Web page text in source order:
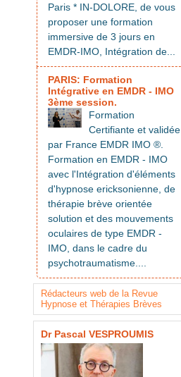
Paris * IN-DOLORE, de vous
proposer une formation
immersive de 3 jours en
EMDR-IMO, Intégration de...
PARIS: Formation
Intégrative en EMDR - IMO
3ème session.
Formation
Certifiante et validée
par France EMDR IMO ®.
Formation en EMDR - IMO
avec l'Intégration d'éléments
d'hypnose ericksonienne, de
thérapie brève orientée
solution et des mouvements
oculaires de type EMDR -
IMO, dans le cadre du
psychotraumatisme....
Rédacteurs web de la Revue
Hypnose et Thérapies Brèves
Dr Pascal VESPROUMIS